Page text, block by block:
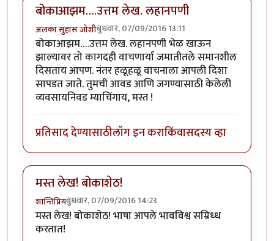
बोकाआझम….उत्तम लेख. लहानपणी
अलका सुहास जोशीबुधवार, 07/09/2016 13:11
बोकाआझम….उत्तम लेख. लहानपणी भेळ खाऊन
झाल्यावर तो कागदही वाचणार्या जमातीतले समानशील
दिसताय आपण. नंतर हळूहळू वाचनाला आपली दिशा
सापडत जाते. तुमची आवड आणि जगण्यासाठी केलेली
व्यवसायनिवड म्याचिंगाय, मस्त !
प्रतिसाद देण्यासाठीलॉग इन कराकिंवासदस्य व्हा
मस्त लेख! बोकाशेठ!
शान्तिप्रियबुधवार, 07/09/2016 14:23
मस्त लेख! बोकाशेठ! भाषा आपले भावविश्व सम्रिध्ध
करतात!